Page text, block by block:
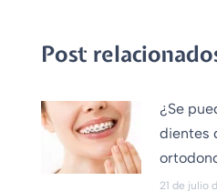
Post
¿Se
dientes
21 de julio